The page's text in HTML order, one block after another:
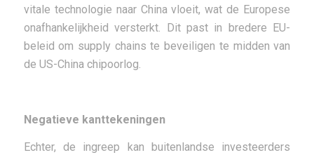
vitale technologie naar China vloeit, wat de Europese
onafhankelijkheid versterkt. Dit past in bredere EU-
beleid om supply chains te beveiligen te midden van
de US-China chipoorlog.
Negatieve kanttekeningen
Echter, de ingreep kan buitenlandse investeerders